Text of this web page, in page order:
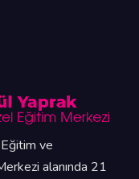
ve
alanında 21